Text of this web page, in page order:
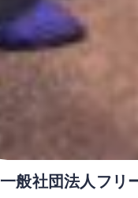
一般社団法人フリ